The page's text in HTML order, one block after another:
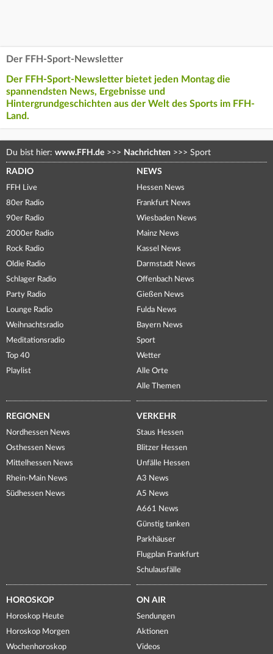
Der FFH-Sport-Newsletter
Der FFH-Sport-Newsletter bietet jeden Montag die
spannendsten News, Ergebnisse und
Hintergrundgeschichten aus der Welt des Sports im FFH-
Land.
Du bist hier: www.FFH.de >>> Nachrichten >>> Sport
RADIO
FFH Live
80er Radio
90er Radio
2000er Radio
Rock Radio
Oldie Radio
Schlager Radio
Party Radio
Lounge Radio
Weihnachtsradio
Meditationsradio
Top 40
Playlist
NEWS
Hessen News
Frankfurt News
Wiesbaden News
Mainz News
Kassel News
Darmstadt News
Offenbach News
Gießen News
Fulda News
Bayern News
Sport
Wetter
Alle Orte
Alle Themen
REGIONEN
Nordhessen News
Osthessen News
Mittelhessen News
Rhein-Main News
Südhessen News
VERKEHR
Staus Hessen
Blitzer Hessen
Unfälle Hessen
A3 News
A5 News
A661 News
Günstig tanken
Parkhäuser
Flugplan Frankfurt
Schulausfälle
HOROSKOP
Horoskop Heute
Horoskop Morgen
Wochenhoroskop
ON AIR
Sendungen
Aktionen
Videos